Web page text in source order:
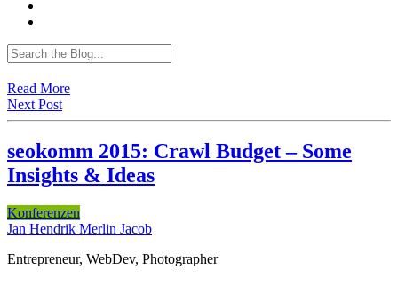
Read More
Next Post
seokomm 2015: Crawl Budget – Some
Insights & Ideas
Konferenzen
Jan Hendrik Merlin Jacob
Entrepreneur, WebDev, Photographer